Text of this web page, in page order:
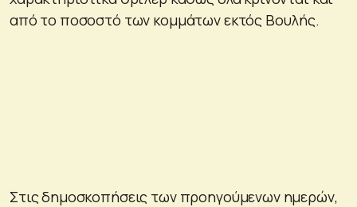
από το ποσοστό των κομμάτων εκτός Βουλής.
Στις δημοσκοπήσεις των προηγούμενων ημερών,